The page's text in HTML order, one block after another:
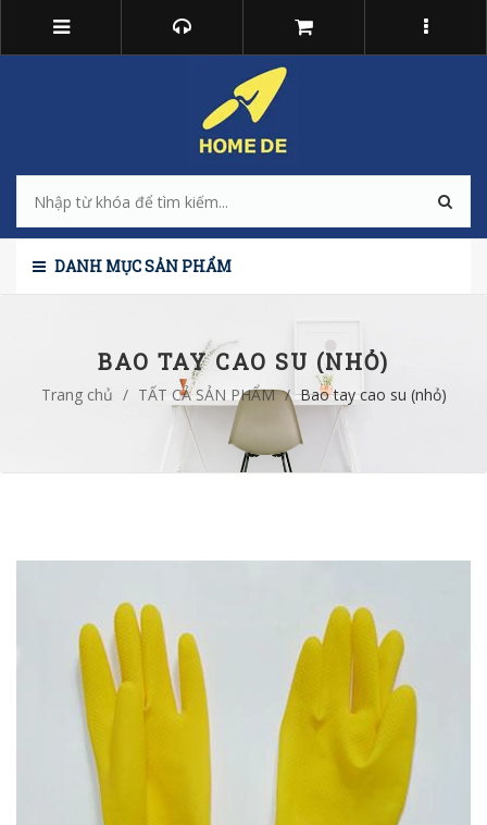
DANH MỤC SẢN PHẨM
BAO TAY CAO SU (NHỎ)
Trang chủ / TẤT CẢ SẢN PHẨM / Bao tay cao su (nhỏ)